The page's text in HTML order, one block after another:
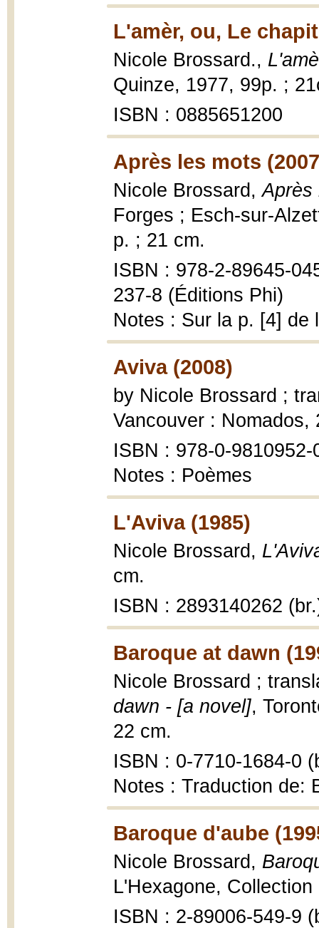
L'amèr, ou, Le
Nicole Brossard.,
Quinze, 1977, 99p. ;
ISBN : 0885651200
Après les mots
Nicole Brossard,Après
Forges ; Esch-sur-
p. ; 21 cm.
ISBN : 978-2-89645-
237-8 (Éditions Phi)
Notes : Sur la p. [4] de
Aviva (2008)
by Nicole Brossard ;
Vancouver :
ISBN : 978-0-9810952-
Notes : Poèmes
L'Aviva (1985)
Nicole Brossard,
cm.
ISBN : 2893140262
Baroque at dawn
Nicole Brossard ;
dawn - [a novel],
22 cm.
ISBN : 0-7710-1684-0
Notes : Traduction de:
Baroque d'aube
Nicole Brossard,
L'Hexagone,
ISBN : 2-89006-549-9